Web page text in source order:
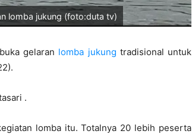
lomba jukung (foto:duta tv)
gelaran lomba jukung tradisional untuk
.
lomba itu. Totalnya 20 lebih peserta